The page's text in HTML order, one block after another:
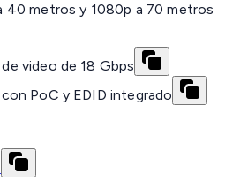
40 metros y 1080p a 70 metros
video de 18 Gbps
PoC y EDID integrado